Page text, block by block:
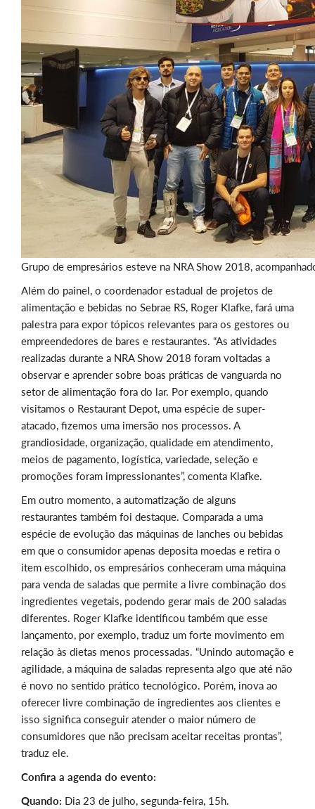
Grupo de empresários esteve na NRA Show 2018,
Além do painel, o coordenador estadual de projetos de
alimentação e bebidas no Sebrae RS, Roger Klafke, fará uma
palestra para expor tópicos relevantes para os gestores ou
empreendedores de bares e restaurantes. “As atividades
realizadas durante a NRA Show 2018 foram voltadas a
observar e aprender sobre boas práticas de vanguarda no
setor de alimentação fora do lar. Por exemplo, quando
visitamos o Restaurant Depot, uma espécie de super-
atacado, fizemos uma imersão nos processos. A
grandiosidade, organização, qualidade em atendimento,
meios de pagamento, logística, variedade, seleção e
promoções foram impressionantes”, comenta Klafke.
Em outro momento, a automatização de alguns
restaurantes também foi destaque. Comparada a uma
espécie de evolução das máquinas de lanches ou bebidas
em que o consumidor apenas deposita moedas e retira o
item escolhido, os empresários conheceram uma máquina
para venda de saladas que permite a livre combinação dos
ingredientes vegetais, podendo gerar mais de 200 saladas
diferentes. Roger Klafke identificou também que esse
lançamento, por exemplo, traduz um forte movimento em
relação às dietas menos processadas. “Unindo automação e
agilidade, a máquina de saladas representa algo que até não
é novo no sentido prático tecnológico. Porém, inova ao
oferecer livre combinação de ingredientes aos clientes e
isso significa conseguir atender o maior número de
consumidores que não precisam aceitar receitas prontas”,
traduz ele.
Confira a agenda do evento:
Quando: Dia 23 de julho, segunda-feira, 15h.